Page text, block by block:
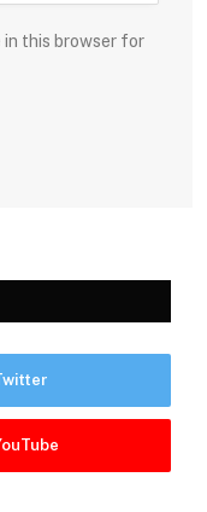
in this browser for